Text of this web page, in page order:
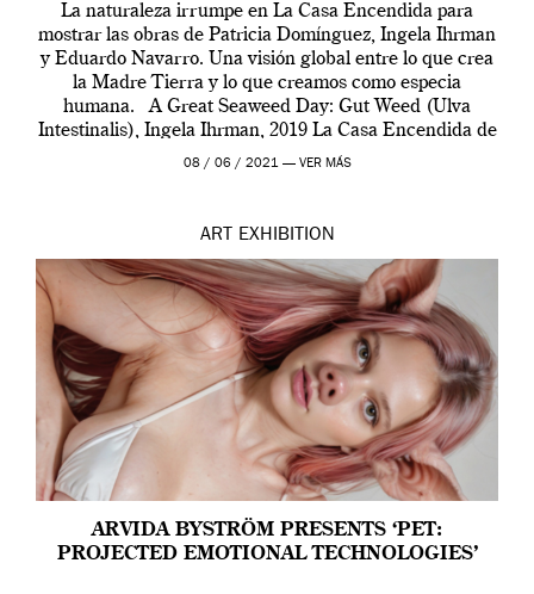
La naturaleza irrumpe en La Casa Encendida para
mostrar las obras de Patricia Domínguez, Ingela Ihrman
y Eduardo Navarro. Una visión global entre lo que crea
la Madre Tierra y lo que creamos como especia
humana. A Great Seaweed Day: Gut Weed (Ulva
Intestinalis), Ingela Ihrman, 2019 La Casa Encendida de
Madrid y la Wellcome […]
08 / 06 / 2021 — VER MÁS
ART EXHIBITION
ARVIDA BYSTRÖM PRESENTS ‘PET:
PROJECTED EMOTIONAL TECHNOLOGIES’